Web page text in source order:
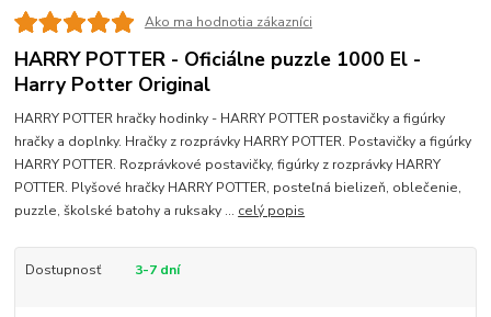
Ako ma hodnotia zákazníci
HARRY POTTER - Oficiálne puzzle 1000 El -
Harry Potter Original
HARRY POTTER hračky hodinky - HARRY POTTER postavičky a figúrky
hračky a doplnky. Hračky z rozprávky HARRY POTTER. Postavičky a figúrky
HARRY POTTER. Rozprávkové postavičky, figúrky z rozprávky HARRY
POTTER. Plyšové hračky HARRY POTTER, posteľná bielizeň, oblečenie,
puzzle, školské batohy a ruksaky ... celý popis
Dostupnosť 3-7 dní